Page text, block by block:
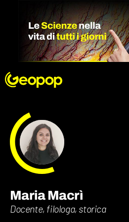
Maria Macrì
Docente, filologa, storica